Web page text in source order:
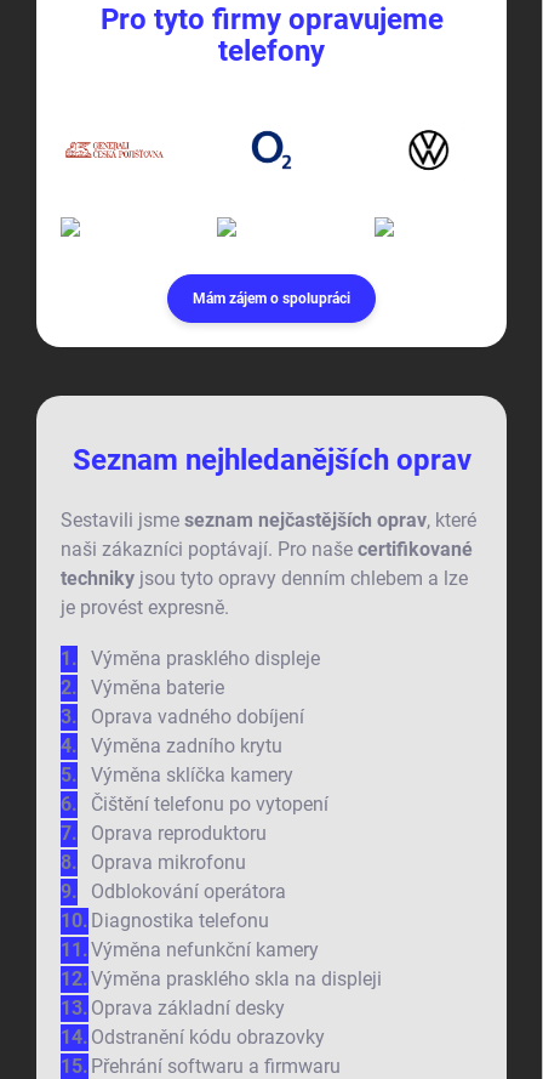
Pro tyto firmy opravujeme
telefony
Mám zájem o spolupráci
Seznam nejhledanějších oprav
Sestavili jsme seznam nejčastějších oprav, které
naši zákazníci poptávají. Pro naše certifikované
techniky jsou tyto opravy denním chlebem a lze
je provést expresně.
Výměna prasklého displeje
Výměna baterie
Oprava vadného dobíjení
Výměna zadního krytu
Výměna sklíčka kamery
Čištění telefonu po vytopení
Oprava reproduktoru
Oprava mikrofonu
Odblokování operátora
Diagnostika telefonu
Výměna nefunkční kamery
Výměna prasklého skla na displeji
Oprava základní desky
Odstranění kódu obrazovky
Přehrání softwaru a firmwaru